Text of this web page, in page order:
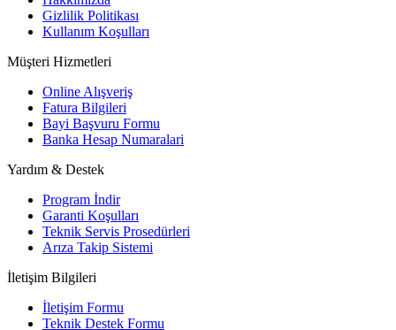
Gizlilik Politikası
Kullanım Koşulları
Müşteri Hizmetleri
Online Alışveriş
Fatura Bilgileri
Bayi Başvuru Formu
Banka Hesap Numaralari
Yardım & Destek
Program İndir
Garanti Koşulları
Teknik Servis Prosedürleri
Arıza Takip Sistemi
İletişim Bilgileri
İletişim Formu
Teknik Destek Formu